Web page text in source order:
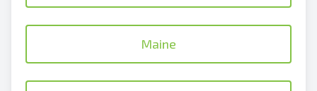
Maine